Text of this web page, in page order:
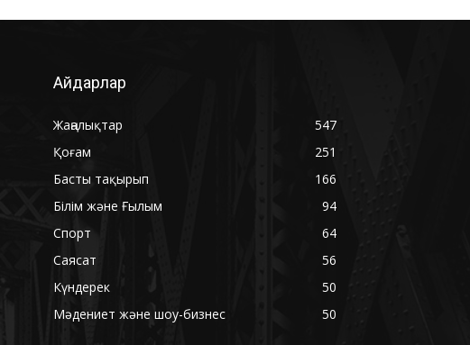
Айдарлар
Жаңалықтар
547
Қоғам
251
Басты тақырып
166
Білім және Ғылым
94
Спорт
64
Саясат
56
Күндерек
50
Мәдениет және шоу-бизнес
50